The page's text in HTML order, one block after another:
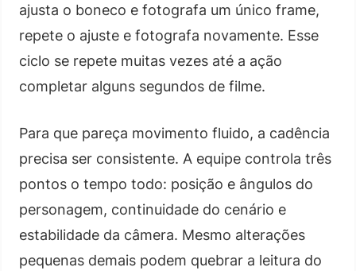
ajusta o boneco e fotografa um único frame,
repete o ajuste e fotografa novamente. Esse
ciclo se repete muitas vezes até a ação
completar alguns segundos de filme.
Para que pareça movimento fluido, a cadência
precisa ser consistente. A equipe controla três
pontos o tempo todo: posição e ângulos do
personagem, continuidade do cenário e
estabilidade da câmera. Mesmo alterações
pequenas demais podem quebrar a leitura do